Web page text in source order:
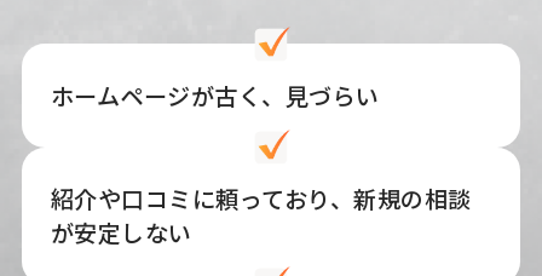
ホームページが古く、見づらい
紹介や口コミに頼っており、新規の相談
が安定しない